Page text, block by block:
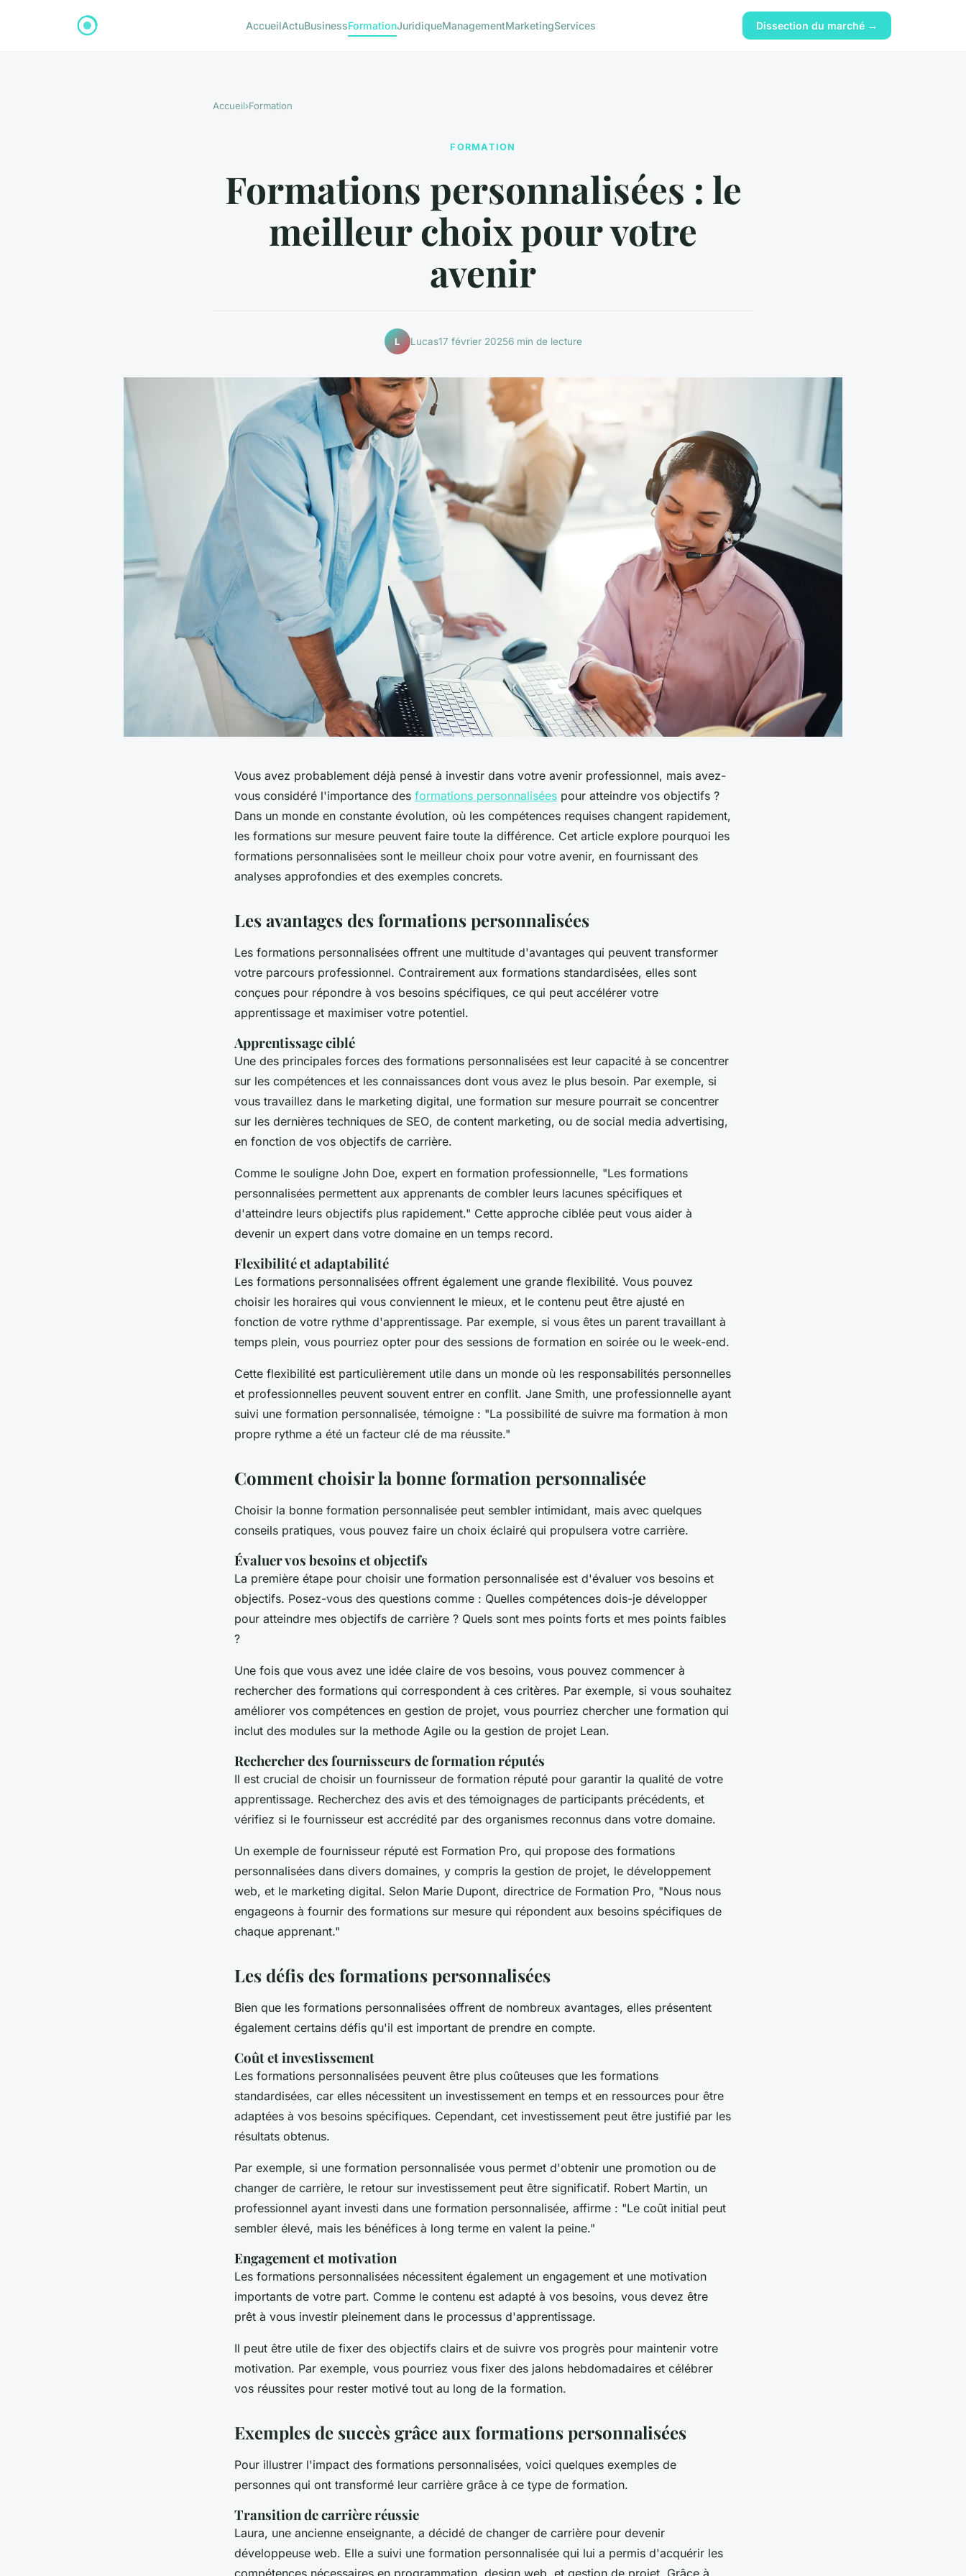
AccueilActuBusinessFormationJuridiqueManagementMarketingServices Dissection du marché →
Accueil›Formation
FORMATION
Formations personnalisées : le
meilleur choix pour votre
avenir
L Lucas17 février 20256 min de lecture
Vous avez probablement déjà pensé à investir dans votre avenir professionnel, mais avez-
vous considéré l'importance des formations personnalisées pour atteindre vos objectifs ?
Dans un monde en constante évolution, où les compétences requises changent rapidement,
les formations sur mesure peuvent faire toute la différence. Cet article explore pourquoi les
formations personnalisées sont le meilleur choix pour votre avenir, en fournissant des
analyses approfondies et des exemples concrets.
Les avantages des formations personnalisées
Les formations personnalisées offrent une multitude d'avantages qui peuvent transformer
votre parcours professionnel. Contrairement aux formations standardisées, elles sont
conçues pour répondre à vos besoins spécifiques, ce qui peut accélérer votre
apprentissage et maximiser votre potentiel.
Apprentissage ciblé
Une des principales forces des formations personnalisées est leur capacité à se concentrer
sur les compétences et les connaissances dont vous avez le plus besoin. Par exemple, si
vous travaillez dans le marketing digital, une formation sur mesure pourrait se concentrer
sur les dernières techniques de SEO, de content marketing, ou de social media advertising,
en fonction de vos objectifs de carrière.
Comme le souligne John Doe, expert en formation professionnelle, "Les formations
personnalisées permettent aux apprenants de combler leurs lacunes spécifiques et
d'atteindre leurs objectifs plus rapidement." Cette approche ciblée peut vous aider à
devenir un expert dans votre domaine en un temps record.
Flexibilité et adaptabilité
Les formations personnalisées offrent également une grande flexibilité. Vous pouvez
choisir les horaires qui vous conviennent le mieux, et le contenu peut être ajusté en
fonction de votre rythme d'apprentissage. Par exemple, si vous êtes un parent travaillant à
temps plein, vous pourriez opter pour des sessions de formation en soirée ou le week-end.
Cette flexibilité est particulièrement utile dans un monde où les responsabilités personnelles
et professionnelles peuvent souvent entrer en conflit. Jane Smith, une professionnelle ayant
suivi une formation personnalisée, témoigne : "La possibilité de suivre ma formation à mon
propre rythme a été un facteur clé de ma réussite."
Comment choisir la bonne formation personnalisée
Choisir la bonne formation personnalisée peut sembler intimidant, mais avec quelques
conseils pratiques, vous pouvez faire un choix éclairé qui propulsera votre carrière.
Évaluer vos besoins et objectifs
La première étape pour choisir une formation personnalisée est d'évaluer vos besoins et
objectifs. Posez-vous des questions comme : Quelles compétences dois-je développer
pour atteindre mes objectifs de carrière ? Quels sont mes points forts et mes points faibles
?
Une fois que vous avez une idée claire de vos besoins, vous pouvez commencer à
rechercher des formations qui correspondent à ces critères. Par exemple, si vous souhaitez
améliorer vos compétences en gestion de projet, vous pourriez chercher une formation qui
inclut des modules sur la methode Agile ou la gestion de projet Lean.
Rechercher des fournisseurs de formation réputés
Il est crucial de choisir un fournisseur de formation réputé pour garantir la qualité de votre
apprentissage. Recherchez des avis et des témoignages de participants précédents, et
vérifiez si le fournisseur est accrédité par des organismes reconnus dans votre domaine.
Un exemple de fournisseur réputé est Formation Pro, qui propose des formations
personnalisées dans divers domaines, y compris la gestion de projet, le développement
web, et le marketing digital. Selon Marie Dupont, directrice de Formation Pro, "Nous nous
engageons à fournir des formations sur mesure qui répondent aux besoins spécifiques de
chaque apprenant."
Les défis des formations personnalisées
Bien que les formations personnalisées offrent de nombreux avantages, elles présentent
également certains défis qu'il est important de prendre en compte.
Coût et investissement
Les formations personnalisées peuvent être plus coûteuses que les formations
standardisées, car elles nécessitent un investissement en temps et en ressources pour être
adaptées à vos besoins spécifiques. Cependant, cet investissement peut être justifié par les
résultats obtenus.
Par exemple, si une formation personnalisée vous permet d'obtenir une promotion ou de
changer de carrière, le retour sur investissement peut être significatif. Robert Martin, un
professionnel ayant investi dans une formation personnalisée, affirme : "Le coût initial peut
sembler élevé, mais les bénéfices à long terme en valent la peine."
Engagement et motivation
Les formations personnalisées nécessitent également un engagement et une motivation
importants de votre part. Comme le contenu est adapté à vos besoins, vous devez être
prêt à vous investir pleinement dans le processus d'apprentissage.
Il peut être utile de fixer des objectifs clairs et de suivre vos progrès pour maintenir votre
motivation. Par exemple, vous pourriez vous fixer des jalons hebdomadaires et célébrer
vos réussites pour rester motivé tout au long de la formation.
Exemples de succès grâce aux formations personnalisées
Pour illustrer l'impact des formations personnalisées, voici quelques exemples de
personnes qui ont transformé leur carrière grâce à ce type de formation.
Transition de carrière réussie
Laura, une ancienne enseignante, a décidé de changer de carrière pour devenir
développeuse web. Elle a suivi une formation personnalisée qui lui a permis d'acquérir les